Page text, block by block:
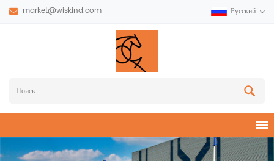
market@wiskind.com Русский